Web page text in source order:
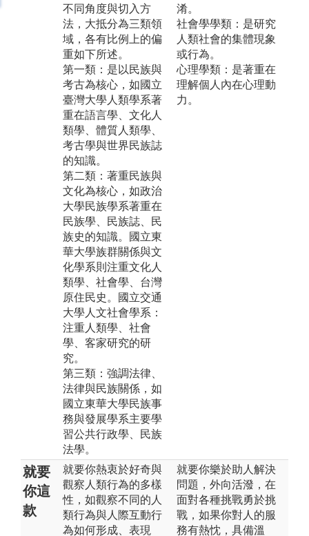
不同角度與切入方
法，大抵分為三類領
域，各有比例上的偏
重如下所述。
第一類：是以民族與
考古為核心，如國立
臺灣大學人類學系著
重在語言學、文化人
類學、體質人類學、
考古學與世界民族誌
的知識。
第二類：著重民族與
文化為核心，如政治
大學民族學系著重在
民族學、民族誌、民
族史的知識。國立東
華大學族群關係與文
化學系則注重文化人
類學、社會學、台灣
原住民史。國立交通
大學人文社會學系：
注重人類學、社會
學、客家研究的研
究。
第三類：強調法律、
法律與民族關係，如
國立東華大學民族事
務與發展學系主要學
習公共行政學、民族
法學。
淆。
社會學學類：是研究
人類社會的集體現象
或行為。
心理學類：是著重在
理解個人內在心理動
力。
就要
你這
款
就要你熱衷於好奇與
觀察人類行為的多樣
性，如觀察不同的人
類行為與人際互動行
為如何形成、表現
就要你樂於助人解決
問題，外向活潑，在
面對各種挑戰勇於挑
戰，如果你對人的服
務有熱忱，具備溫